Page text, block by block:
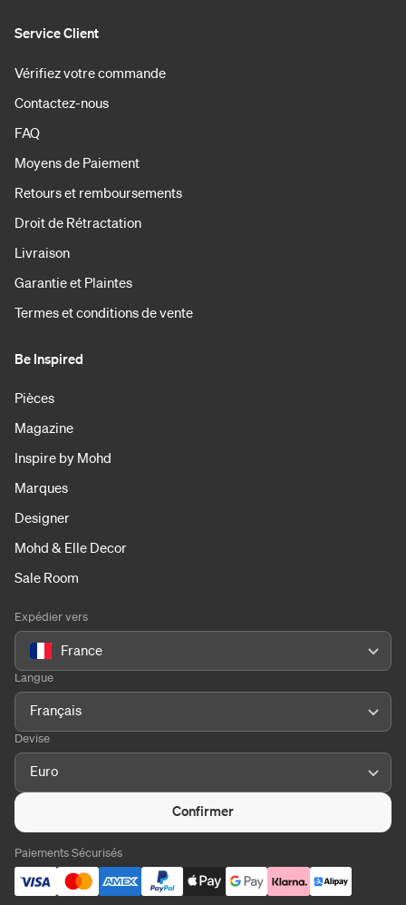
Service Client
Vérifiez votre commande
Contactez-nous
FAQ
Moyens de Paiement
Retours et remboursements
Droit de Rétractation
Livraison
Garantie et Plaintes
Termes et conditions de vente
Be Inspired
Pièces
Magazine
Inspire by Mohd
Marques
Designer
Mohd & Elle Decor
Sale Room
Expédier vers
France
Langue
Français
Devise
Euro
Confirmer
Paiements Sécurisés